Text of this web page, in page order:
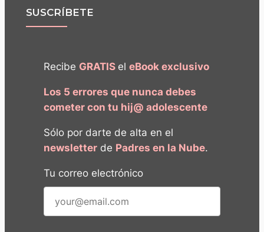
SUSCRÍBETE
Recibe GRATIS el eBook exclusivo
Los 5 errores que nunca debes
cometer con tu hij@ adolescente
Sólo por darte de alta en el
newsletterde Padres en la Nube.
Tu correo electrónico